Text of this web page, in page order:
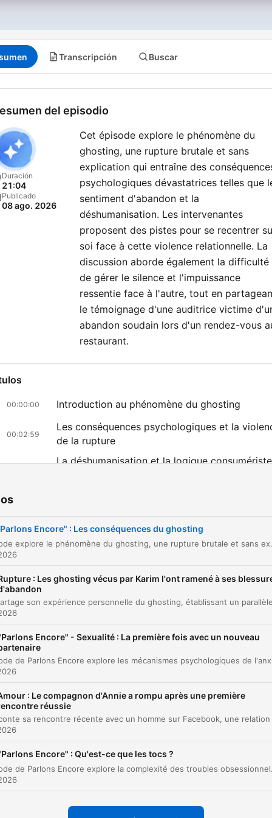
pour accompagner les
éclairantes qui résonnent
N’hésitez pas à participer à
11. Partagez votre histoire.
Transcripción Buscar
del episodio
Duración
21:04
Publicado
08 ago. 2026
Cet épisode explore le phénomène du
ghosting, une rupture brutale et sans
explication qui entraîne des
psychologiques dévastatrices telles que
sentiment d'abandon et la
déshumanisation. Les intervenantes
proposent des pistes pour se recentrer
soi face à cette violence relationnelle. La
discussion aborde également la difficulté
de gérer le silence et l'impuissance
ressentie face à l'autre, tout en
le témoignage d'une auditrice victime
abandon soudain lors d'un rendez-vous
restaurant.
00:00:00 Introduction au phénomène du ghosting
00:02:59
Les conséquences psychologiques et la
de la rupture
La déshumanisation et la logique consumériste
00:14:02
00:16:54 Gérer l'impuissance face au silence de l'autre
00:19:00
Témoignage d'un abandon brutal lors d'un
clic en un capítulo para ir directamente a ese momento
radicale, sans aucune explication.
00:00:43 · Cette phrase définit précisément le concept du
Les conséquences, elles sont lourdes. Elles sont... Mais
parce que c'est très violent. C'est très violent comme
00:02:59 · L'intervenante souligne l'impact émotionnel profond
la brutalité de ce mode de rupture.
Il est essentiel de prendre soin de soi plutôt que
Encore" : Les conséquences du ghosting
Cet épisode explore le phénomène du ghosting, une rupture brutale et sans
: Les ghosting vécus par Karim l'ont ramené à ses
Encore" - Sexualité : La première fois avec un nouveau
: Le compagnon d'Annie a rompu après une première
réussie
Encore" : Qu'est-ce que les tocs ?
Cet épisode de Parlons Encore explore la complexité des troubles obsessionnels